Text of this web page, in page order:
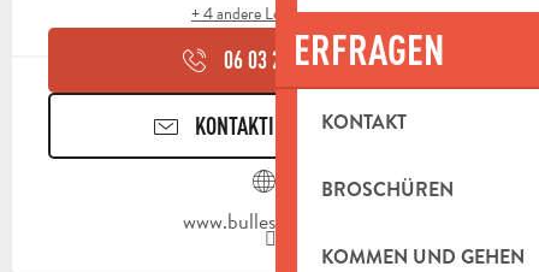
ERFRAGEN
KONTAKT
BROSCHÜREN
KOMMEN UND GEHEN
+ 4 andere Leistung(en)
06 03 25 24▒▒
KONTAKTIEREN SIE UNS
www.bullesdesbois.fr